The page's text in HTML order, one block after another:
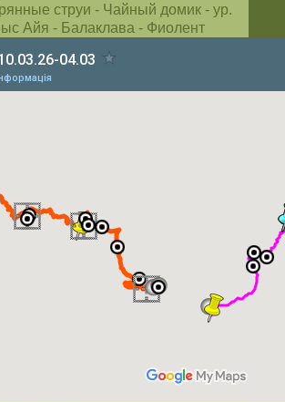
струи - Чайный домик - ур.
Айя - Балаклава - Фиолент